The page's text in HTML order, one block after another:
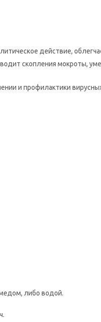
действие,
скопления мокроты,
и профилактики
либо водой.